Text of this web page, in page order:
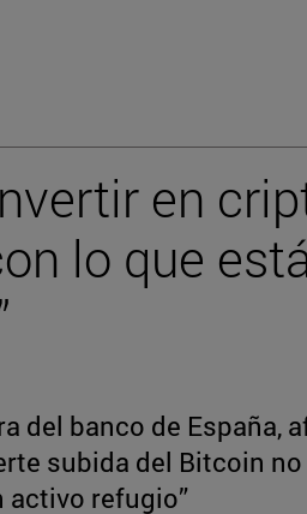
en
lo que
del banco de España,
subida del Bitcoin
refugio”